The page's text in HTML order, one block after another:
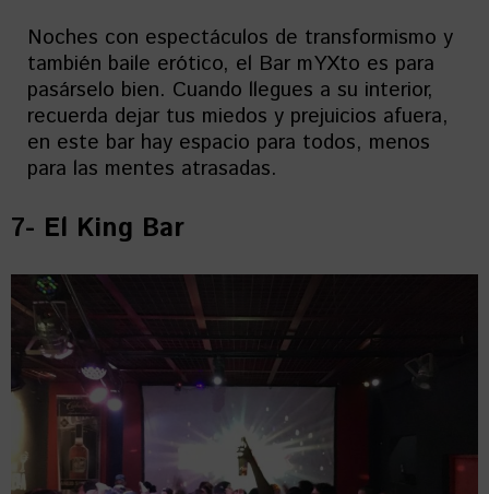
Noches con espectáculos de transformismo y
también baile erótico, el Bar mYXto es para
pasárselo bien. Cuando llegues a su interior,
recuerda dejar tus miedos y prejuicios afuera,
en este bar hay espacio para todos, menos
para las mentes atrasadas.
7- El King Bar